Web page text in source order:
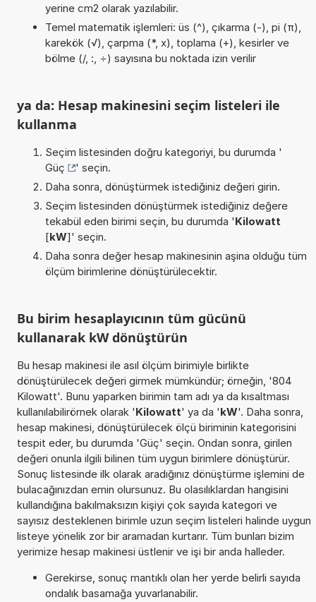
yerine cm2 olarak yazılabilir.
Temel matematik işlemleri: üs (^), çıkarma (-), pi (π),
karekök (√), çarpma (*, x), toplama (+), kesirler ve
bölme (/, :, ÷) sayısına bu noktada izin verilir
ya da: Hesap makinesini seçim listeleri ile
kullanma
Seçim listesinden doğru kategoriyi, bu durumda '
Güç
' seçin.
Daha sonra, dönüştürmek istediğiniz değeri girin.
Seçim listesinden dönüştürmek istediğiniz değere
tekabül eden birimi seçin, bu durumda 'Kilowatt
[kW]' seçin.
Daha sonra değer hesap makinesinin aşina olduğu tüm
ölçüm birimlerine dönüştürülecektir.
Bu birim hesaplayıcının tüm gücünü
kullanarak kW dönüştürün
Bu hesap makinesi ile asıl ölçüm birimiyle birlikte
dönüştürülecek değeri girmek mümkündür; örneğin, '804
Kilowatt'. Bunu yaparken birimin tam adı ya da kısaltması
kullanılabilirörnek olarak 'Kilowatt' ya da 'kW'. Daha sonra,
hesap makinesi, dönüştürülecek ölçü biriminin kategorisini
tespit eder, bu durumda 'Güç' seçin. Ondan sonra, girilen
değeri onunla ilgili bilinen tüm uygun birimlere dönüştürür.
Sonuç listesinde ilk olarak aradığınız dönüştürme işlemini de
bulacağınızdan emin olursunuz. Bu olasılıklardan hangisini
kullandığına bakılmaksızın kişiyi çok sayıda kategori ve
sayısız desteklenen birimle uzun seçim listeleri halinde uygun
listeye yönelik zor bir aramadan kurtarır. Tüm bunları bizim
yerimize hesap makinesi üstlenir ve işi bir anda halleder.
Gerekirse, sonuç mantıklı olan her yerde belirli sayıda
ondalık basamağa yuvarlanabilir.